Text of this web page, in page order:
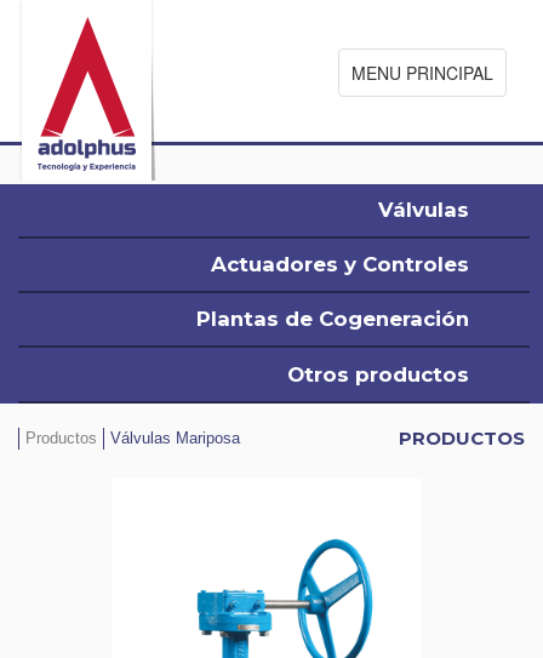
MENU PRINCIPAL
Válvulas
Actuadores y Controles
Plantas de Cogeneración
Otros productos
Productos Válvulas Mariposa PRODUCTOS